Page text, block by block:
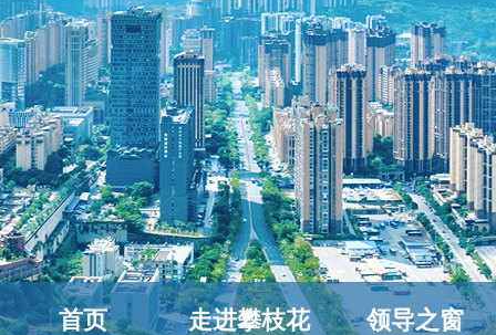
首页 走进攀枝花 领导之窗